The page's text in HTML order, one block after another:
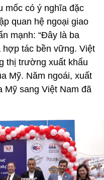
mốc có ý nghĩa đặc
quan hệ ngoại giao
mạnh: “Đây là ba
tác bền vững. Việt
thị trường xuất khẩu
Mỹ. Năm ngoái, xuất
Mỹ sang Việt Nam đã